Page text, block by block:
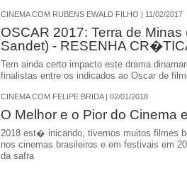
CINEMA COM RUBENS EWALD FILHO | 11/02/2017
OSCAR 2017: Terra de
Sandet) - RESENHA
Tem ainda certo impacto este drama
finalistas entre os indicados ao Oscar de
CINEMA COM FELIPE BRIDA | 02/01/2018
O Melhor e o Pior do Cinema
2018 est� inicando, tivemos muitos filmes
nos cinemas brasileiros e em festivais em
da safra